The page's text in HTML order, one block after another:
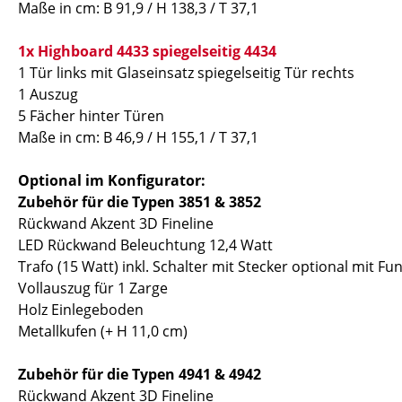
Maße in cm: B 91,9 / H 138,3 / T 37,1
1x Highboard 4433 spiegelseitig 4434
1 Tür links mit Glaseinsatz spiegelseitig Tür rechts
1 Auszug
5 Fächer hinter Türen
Maße in cm: B 46,9 / H 155,1 / T 37,1
Optional im Konfigurator:
Zubehör für die Typen 3851 & 3852
Rückwand Akzent 3D Fineline
LED Rückwand Beleuchtung 12,4 Watt
Trafo (15 Watt) inkl. Schalter mit Stecker optional mit
Vollauszug für 1 Zarge
Holz Einlegeboden
Metallkufen (+ H 11,0 cm)
Zubehör für die Typen 4941 & 4942
Rückwand Akzent 3D Fineline